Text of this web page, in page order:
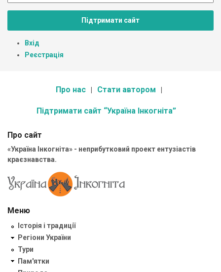
Підтримати сайт
Вхід
Реєстрація
Про нас Стати автором
Підтримати сайт “Україна Інкогніта”
Про сайт
«Україна Інкогніта» - неприбутковий проект ентузіастів
краєзнавства.
Меню
Історія і традиції
Регіони України
Тури
Пам'ятки